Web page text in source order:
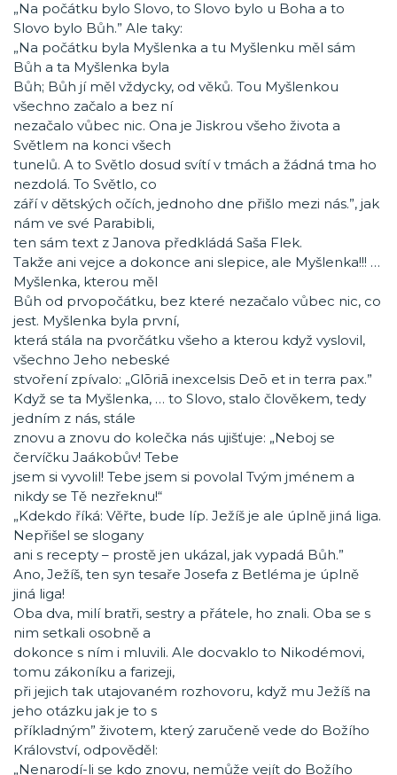
„Na počátku bylo Slovo, to Slovo bylo u Boha a to
Slovo bylo Bůh.” Ale taky:
„Na počátku byla Myšlenka a tu Myšlenku měl sám
Bůh a ta Myšlenka byla
Bůh; Bůh jí měl vždycky, od věků. Tou Myšlenkou
všechno začalo a bez ní
nezačalo vůbec nic. Ona je Jiskrou všeho života a
Světlem na konci všech
tunelů. A to Světlo dosud svítí v tmách a žádná tma ho
nezdolá. To Světlo, co
září v dětských očích, jednoho dne přišlo mezi nás.”, jak
nám ve své Parabibli,
ten sám text z Janova předkládá Saša Flek.
Takže ani vejce a dokonce ani slepice, ale Myšlenka!!! …
Myšlenka, kterou měl
Bůh od prvopočátku, bez které nezačalo vůbec nic, co
jest. Myšlenka byla první,
která stála na pvorčátku všeho a kterou když vyslovil,
všechno Jeho nebeské
stvoření zpívalo: „Glōriā inexcelsis Deō et in terra pax.”
Když se ta Myšlenka, … to Slovo, stalo člověkem, tedy
jedním z nás, stále
znovu a znovu do kolečka nás ujišťuje: „Neboj se
červíčku Jaákobův! Tebe
jsem si vyvolil! Tebe jsem si povolal Tvým jménem a
nikdy se Tě nezřeknu!“
„Kdekdo říká: Věřte, bude líp. Ježíš je ale úplně jiná liga.
Nepřišel se slogany
ani s recepty – prostě jen ukázal, jak vypadá Bůh.”
Ano, Ježíš, ten syn tesaře Josefa z Betléma je úplně
jiná liga!
Oba dva, milí bratři, sestry a přátele, ho znali. Oba se s
nim setkali osobně a
dokonce s ním i mluvili. Ale docvaklo to Nikodémovi,
tomu zákoníku a farizeji,
při jejich tak utajovaném rozhovoru, když mu Ježíš na
jeho otázku jak je to s
příkladným” životem, který zaručeně vede do Božího
Království, odpověděl:
„Nenarodí-li se kdo znovu, nemůže vejít do Božího